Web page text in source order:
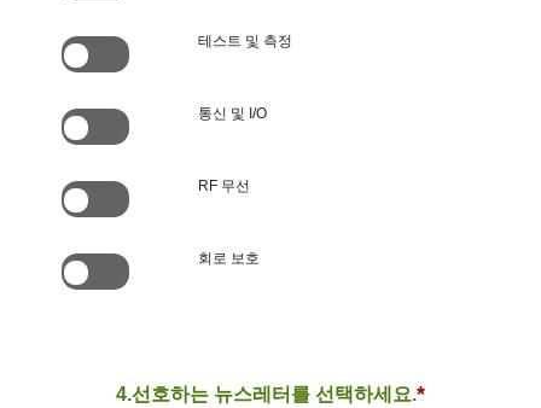
테스트 및 측정
통신 및 I/O
RF 무선
회로 보호
4.선호하는 뉴스레터를 선택하세요.*